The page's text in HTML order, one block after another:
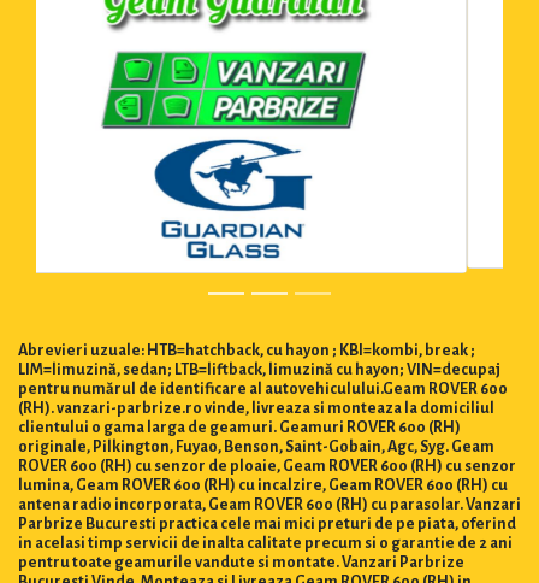
Abrevieri uzuale: HTB=hatchback, cu hayon ; KBI=kombi, break ;
LIM=limuzină, sedan; LTB=liftback, limuzină cu hayon; VIN=decupaj
pentru numărul de identificare al autovehiculului.Geam ROVER 600
(RH). vanzari-parbrize.ro vinde, livreaza si monteaza la domiciliul
clientului o gama larga de geamuri. Geamuri ROVER 600 (RH)
originale, Pilkington, Fuyao, Benson, Saint-Gobain, Agc, Syg. Geam
ROVER 600 (RH) cu senzor de ploaie, Geam ROVER 600 (RH) cu senzor
lumina, Geam ROVER 600 (RH) cu incalzire, Geam ROVER 600 (RH) cu
antena radio incorporata, Geam ROVER 600 (RH) cu parasolar. Vanzari
Parbrize Bucuresti practica cele mai mici preturi de pe piata, oferind
in acelasi timp servicii de inalta calitate precum si o garantie de 2 ani
pentru toate geamurile vandute si montate. Vanzari Parbrize
Bucuresti Vinde, Monteaza si Livreaza Geam ROVER 600 (RH) in